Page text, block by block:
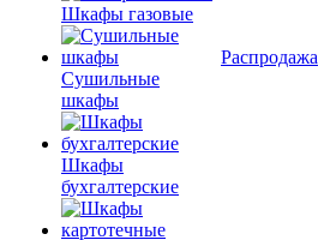
Шкафы газовые
Сушильные
шкафы
Шкафы
бухгалтерские
Распродажа